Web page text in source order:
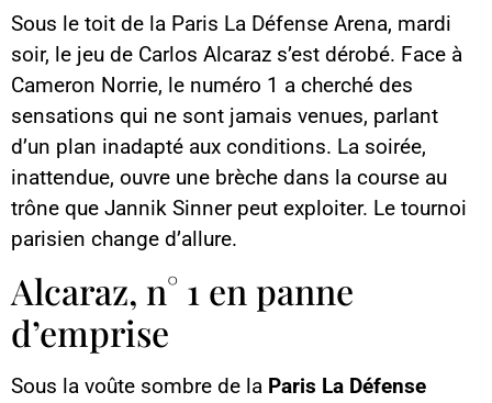
Sous le toit de la Paris La Défense Arena, mardi
soir, le jeu de Carlos Alcaraz s’est dérobé. Face à
Cameron Norrie, le numéro 1 a cherché des
sensations qui ne sont jamais venues, parlant
d’un plan inadapté aux conditions. La soirée,
inattendue, ouvre une brèche dans la course au
trône que Jannik Sinner peut exploiter. Le tournoi
parisien change d’allure.
Alcaraz, n° 1 en panne
d’emprise
Sous la voûte sombre de la Paris La Défense